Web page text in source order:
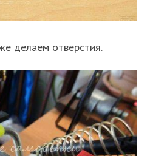
делаем отверстия.